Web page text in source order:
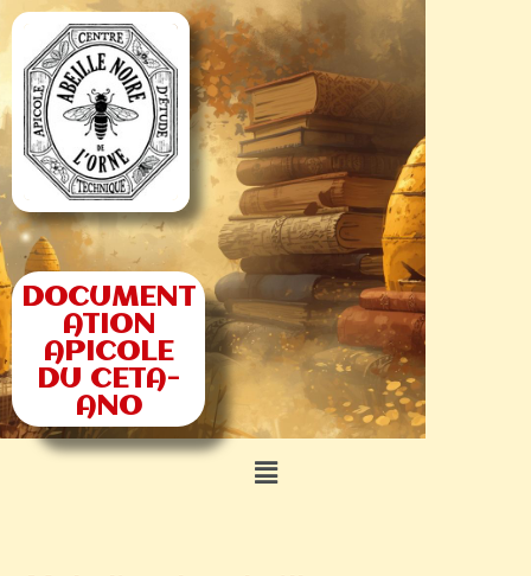
DOCUMENT
ATION
APICOLE
DU CETA-
ANO